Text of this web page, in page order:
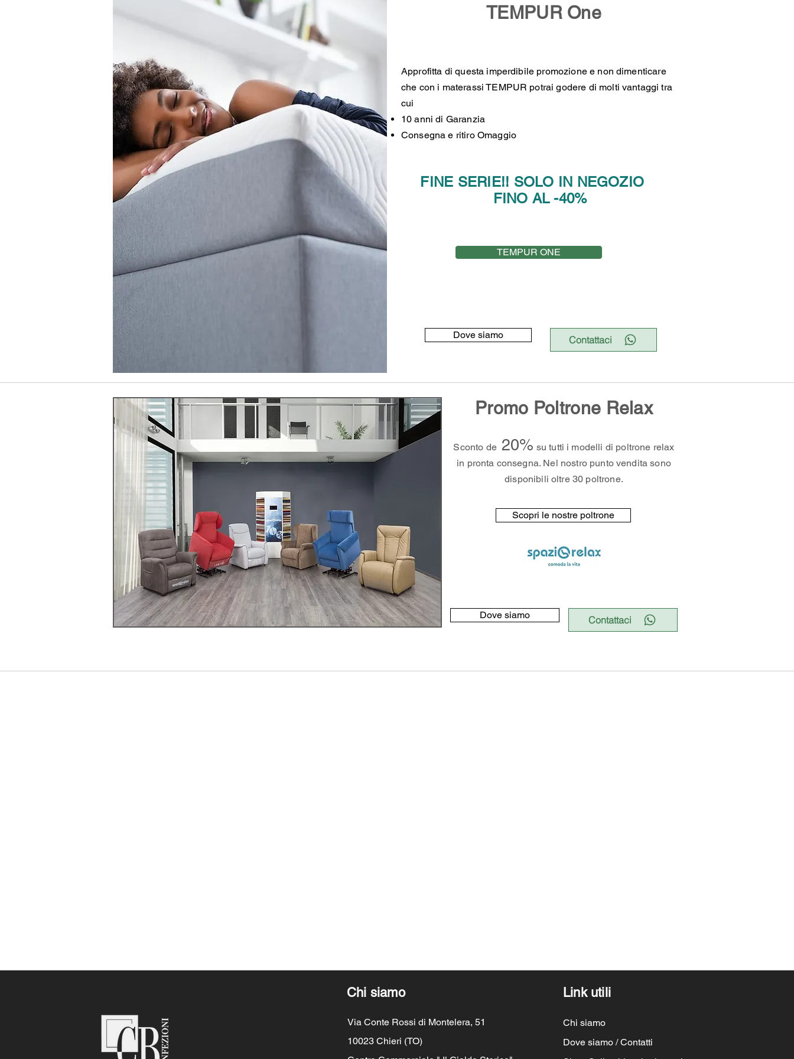
TEMPUR One
Approfitta di questa imperdibile promozione e non dimenticare
che con i materassi TEMPUR potrai godere di molti vantaggi tra
cui
10 anni di Garanzia
Consegna e ritiro Omaggio
FINE SERIE!! SOLO IN NEGOZIO
FINO AL -40%
TEMPUR ONE
Dove siamo Contattaci
Promo Poltrone Relax
Sconto de20% su tutti i modelli di poltrone relax
in pronta consegna. Nel nostro punto vendita sono
disponibili oltre 30 poltrone.
Scopri le nostre poltrone
Dove siamo Contattaci
Chi siamo
Via Conte Rossi di Montelera, 51
10023 Chieri (TO)
Link utili
Chi siamo
Dove siamo / Contatti